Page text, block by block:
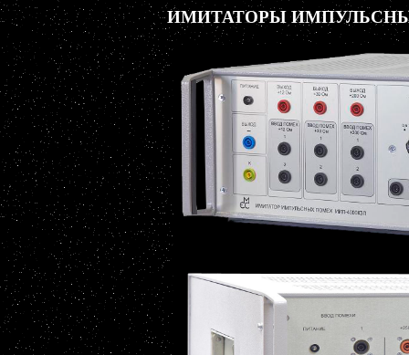
ИМИТАТОРЫ